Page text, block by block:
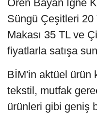
Ören Bayan İğne
Süngü Çeşitleri 20
Makası 35 TL ve
fiyatlarla satışa
BİM'in aktüel ürün
tekstil, mutfak
ürünleri gibi geniş